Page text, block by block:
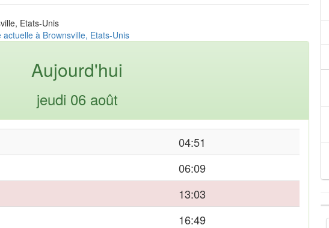
Etats-Unis
actuelle à Brownsville, Etats-Unis
Aujourd'hui
jeudi 06 août
04:51
06:09
13:03
16:49